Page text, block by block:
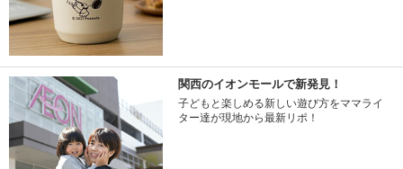
関西のイオンモールで新発見！
子どもと楽しめる新しい遊び方をママライ
ター達が現地から最新リポ！